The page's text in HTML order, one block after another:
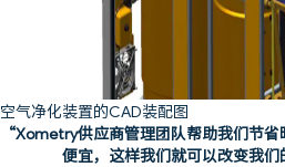
空气净化装置的CAD装配图
“Xometry供应商管理团队帮助我们节
便宜，这样我们就可以改变我